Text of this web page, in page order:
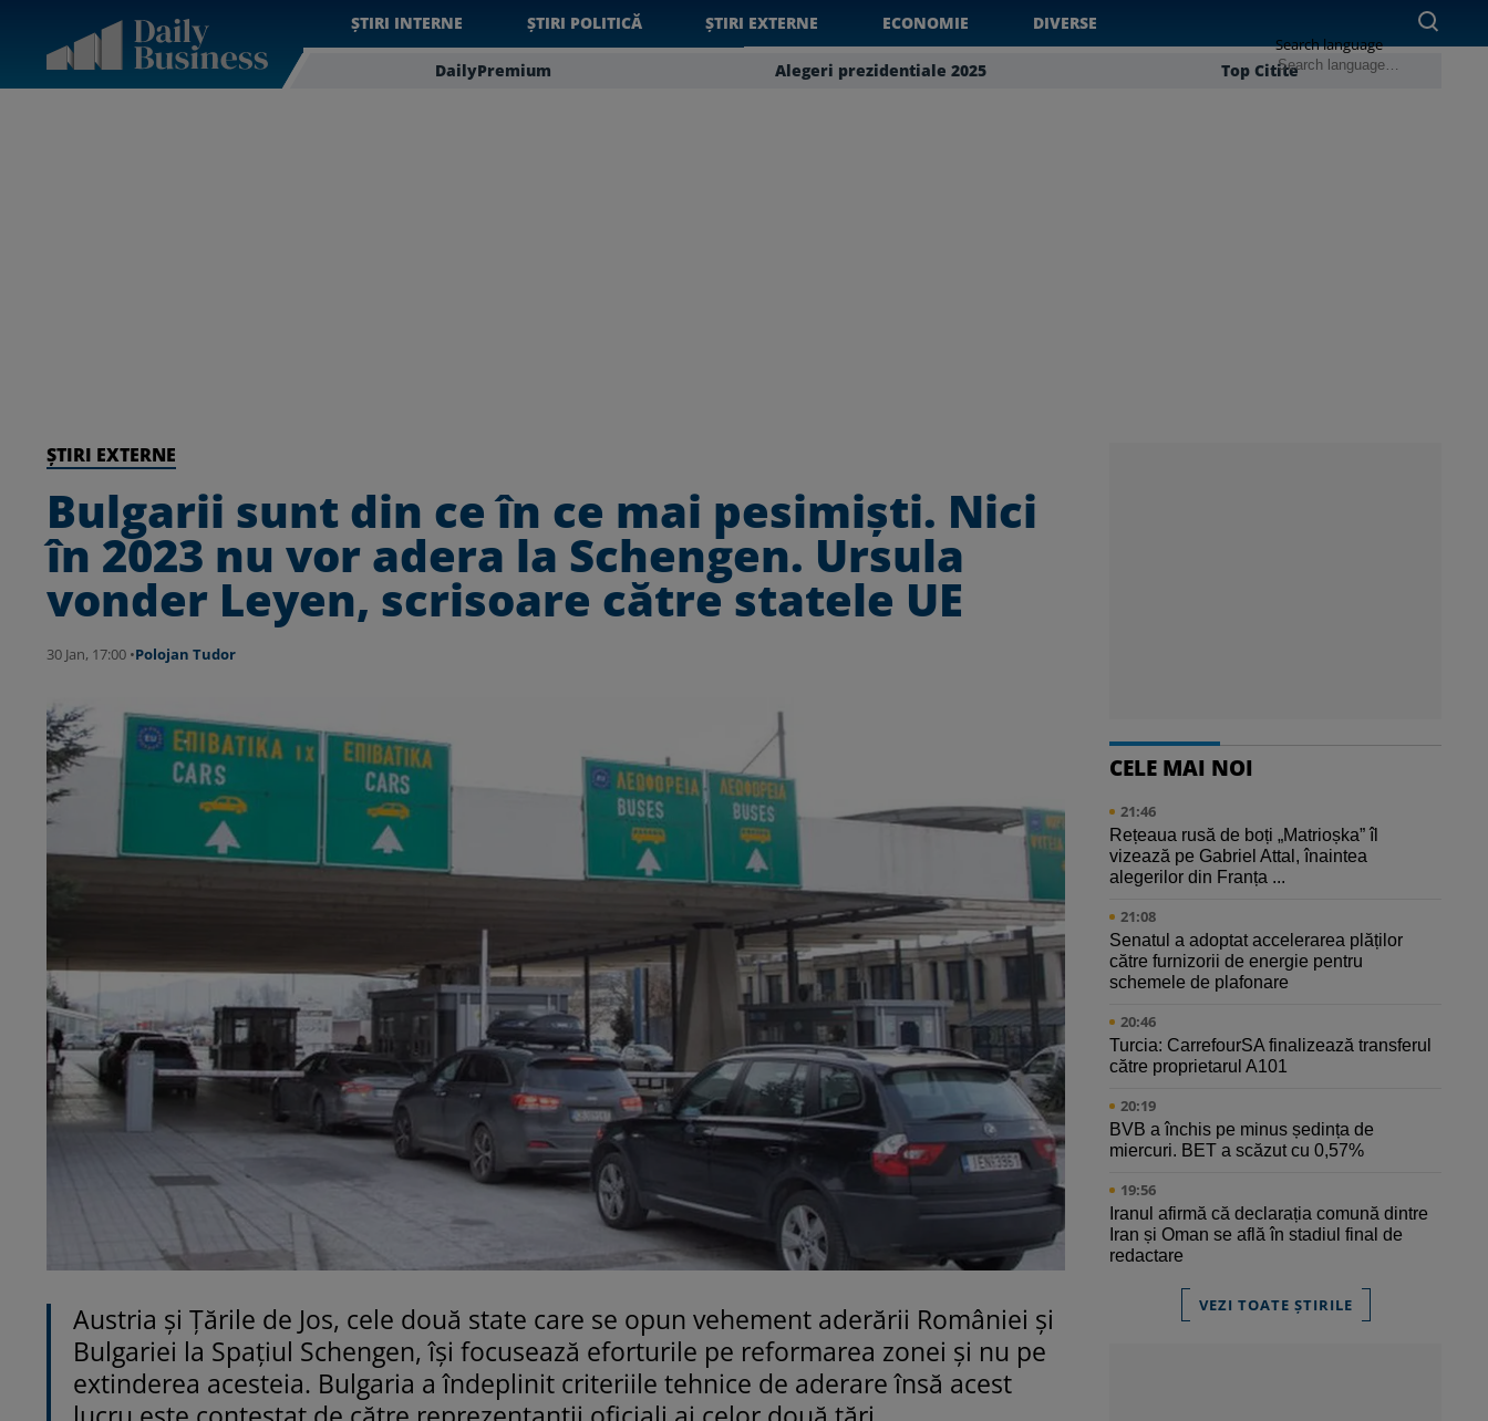
ȘTIRI INTERNE ȘTIRI POLITICĂ ȘTIRI EXTERNE ECONOMIE DIVERSE
DailyPremium Alegeri prezidentiale 2025 Top Citite
Search language
ȘTIRI EXTERNE
Bulgarii sunt din ce în ce mai pesimiști. Nici
în 2023 nu vor adera la Schengen. Ursula
vonder Leyen, scrisoare către statele UE
30 Jan, 17:00 •Polojan Tudor
Austria și Țările de Jos, cele două state care se opun vehement aderării României și
Bulgariei la Spațiul Schengen, își focusează eforturile pe reformarea zonei și nu pe
extinderea acesteia. Bulgaria a îndeplinit criteriile tehnice de aderare însă acest
CELE MAI NOI
21:46
Rețeaua rusă de boți „Matrioșka” îl
vizează pe Gabriel Attal, înaintea
alegerilor din Franța ...
21:08
Senatul a adoptat accelerarea plăților
către furnizorii de energie pentru
schemele de plafonare
20:46
Turcia: CarrefourSA finalizează transferul
către proprietarul A101
20:19
BVB a închis pe minus ședința de
miercuri. BET a scăzut cu 0,57%
19:56
Iranul afirmă că declarația comună dintre
Iran și Oman se află în stadiul final de
redactare
VEZI TOATE ȘTIRILE